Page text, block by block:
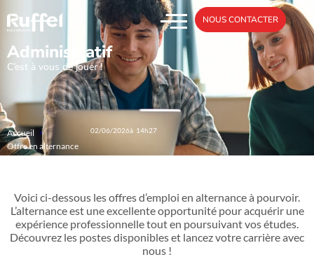
NOUS CONTACTER
Administratif
C’est à vous de jouer !
Accueil
Offre en alternance
02/06/2026à 14h27
Voici ci-dessous les offres d’emploi en alternance à pourvoir.
L’alternance est une excellente opportunité pour acquérir une
expérience professionnelle tout en poursuivant vos études.
Découvrez les postes disponibles et lancez votre carrière avec
nous !